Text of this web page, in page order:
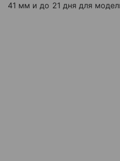
41 мм и до 21 дня для